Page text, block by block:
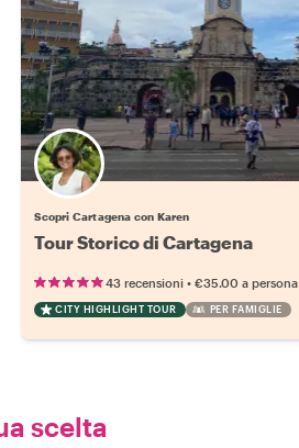
Scopri Cartagena con Karen
Tour Storico di Cartagena
43 recensioni •€35.00 a persona
CITY HIGHLIGHT TOUR PER FAMIGLIE
scelta